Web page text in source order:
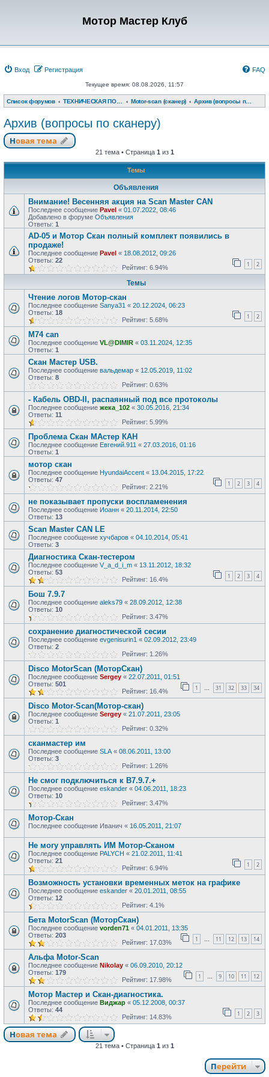
Мотор Мастер Клуб
Вход Регистрация FAQ
Текущее время: 08.08.2026, 11:57
Список форумов ТЕХНИЧЕСКАЯ ПОДДЕРЖКА Motor-scan (сканер) Архив (вопросы по сканеру)
Архив (вопросы по сканеру)
Новая тема
21 тема • Страница 1 из 1
Темы
Объявления
Внимание! Весенняя акция на Scan Master CAN
Последнее сообщение Pavel « 01.07.2022, 08:46
Добавлено в форуме Объявления
Ответы: 1
AD-05 и Мотор Скан полный комплект появились в
продаже!
Последнее сообщение Pavel « 18.08.2012, 09:26
Ответы: 22 1 2
Рейтинг: 6.94%
Темы
Чтение логов Мотор-скан
Последнее сообщение Sanya31 « 20.12.2024, 06:23
Ответы: 18 1 2
Рейтинг: 5.68%
М74 can
Последнее сообщение VL@DIMIR « 03.11.2024, 12:35
Ответы: 1
Скан Мастер USB.
Последнее сообщение вальдемар « 12.05.2019, 11:02
Ответы: 8
Рейтинг: 0.63%
- Кабель OBD-II, распаянный под все протоколы
Последнее сообщение жека_102 « 30.05.2016, 21:34
Ответы: 11
Рейтинг: 5.99%
Проблема Скан МАстер КАН
Последнее сообщение Евгений.911 « 27.03.2016, 01:16
Ответы: 1
мотор скан
Последнее сообщение HyundaiAccent « 13.04.2015, 17:22
Ответы: 47 1 2 3 4
Рейтинг: 2.21%
не показывает пропуски воспламенения
Последнее сообщение Иоанн « 20.11.2014, 22:50
Ответы: 13
Scan Master CAN LE
Последнее сообщение хучбаров « 04.10.2014, 05:41
Ответы: 3
Диагностика Скан-тестером
Последнее сообщение V_a_d_i_m « 13.11.2012, 18:32
Ответы: 53 1 2 3 4
Рейтинг: 16.4%
Бош 7.9.7
Последнее сообщение aleks79 « 28.09.2012, 12:38
Ответы: 10
Рейтинг: 3.47%
сохранение диагностической сесии
Последнее сообщение evgenisurin1 « 02.09.2012, 23:49
Ответы: 2
Рейтинг: 1.26%
Disco MotorScan (МоторСкан)
Последнее сообщение Sergey « 22.07.2011, 01:51
Ответы: 501 1 … 31 32 33 34
Рейтинг: 16.4%
Disco Motor-Scan(Мотор-скан)
Последнее сообщение Sergey « 21.07.2011, 23:05
Ответы: 1
Рейтинг: 0.32%
сканмастер им
Последнее сообщение SLA « 08.06.2011, 13:00
Ответы: 3
Рейтинг: 1.26%
Не смог подключиться к В7.9.7.+
Последнее сообщение eskander « 04.06.2011, 18:23
Ответы: 10
Рейтинг: 3.47%
Мотор-Скан
Последнее сообщение Иванич « 16.05.2011, 21:07
Не могу управлять ИМ Мотор-Сканом
Последнее сообщение PALYCH « 21.02.2011, 11:41
Ответы: 21 1 2
Рейтинг: 6.94%
Возможность установки временных меток на графике
Последнее сообщение eskander « 20.01.2011, 08:55
Ответы: 12
Рейтинг: 4.1%
Бета MotorScan (МоторСкан)
Последнее сообщение vorden71 « 04.01.2011, 13:35
Ответы: 203 1 … 11 12 13 14
Рейтинг: 17.03%
Альфа Motor-Scan
Последнее сообщение Nikolay « 06.09.2010, 20:12
Ответы: 179 1 … 9 10 11 12
Рейтинг: 17.98%
Мотор Мастер и Скан-диагностика.
Последнее сообщение Виджар « 05.12.2008, 00:37
Ответы: 44 1 2 3
Рейтинг: 14.83%
Новая тема
21 тема • Страница 1 из 1
Перейти